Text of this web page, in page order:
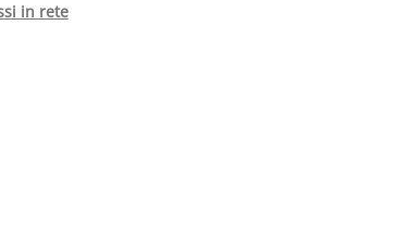
in rete